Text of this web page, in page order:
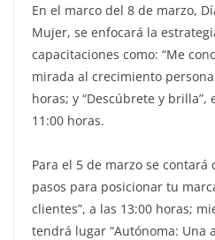
En el marco del 8 de marzo,
Mujer, se enfocará la
capacitaciones como: “Me
mirada al crecimiento
horas; y “Descúbrete y brilla”,
11:00 horas.
Para el 5 de marzo se contará
pasos para posicionar tu
clientes”, a las 13:00 horas;
tendrá lugar “Autónoma: Una